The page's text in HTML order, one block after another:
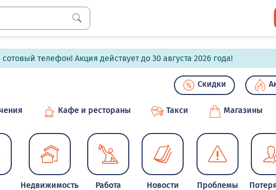
телефон! Акция действует до 30 августа 2026 года!
Скидки
Кафе и рестораны Такси Магазины
Недвижимость Работа Новости Проблемы